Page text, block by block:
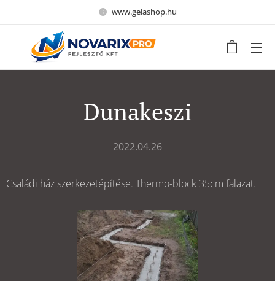
www.gelashop.hu
Dunakeszi
2022.04.26
Családi ház szerkezetépítése. Thermo-block 35cm falazat.